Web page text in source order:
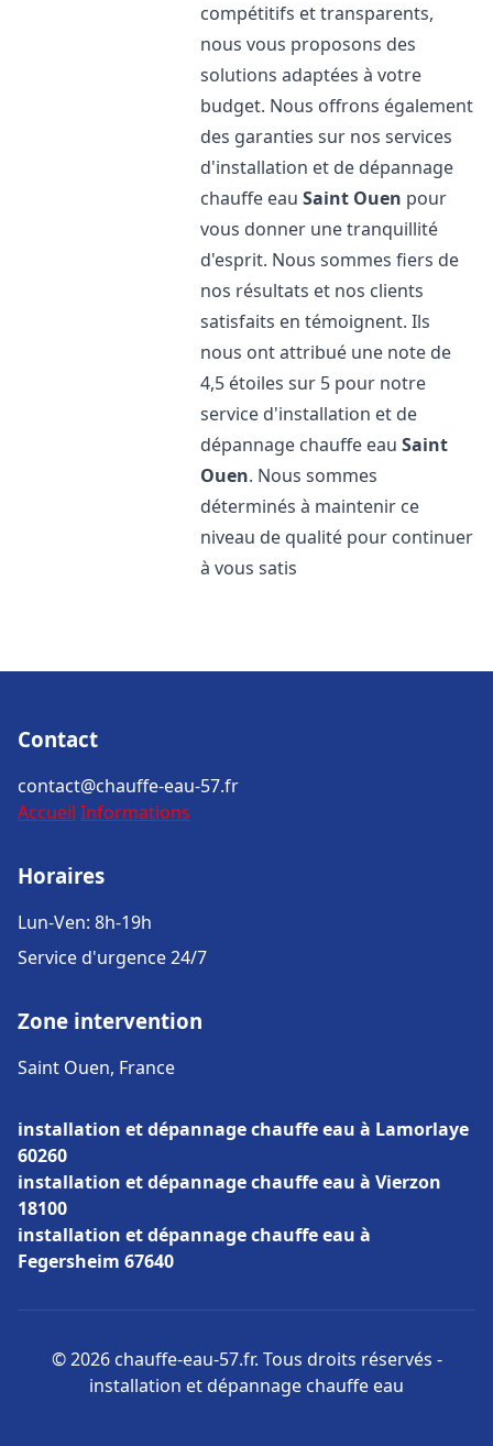
compétitifs et transparents,
nous vous proposons des
solutions adaptées à votre
budget. Nous offrons également
des garanties sur nos services
d'installation et de dépannage
chauffe eauSaint Ouen pour
vous donner une tranquillité
d'esprit. Nous sommes fiers de
nos résultats et nos clients
satisfaits en témoignent. Ils
nous ont attribué une note de
4,5 étoiles sur 5 pour notre
service d'installation et de
dépannage chauffe eauSaint
Ouen. Nous sommes
déterminés à maintenir ce
niveau de qualité pour continuer
à vous satis
Contact
contact@chauffe-eau-57.fr
Accueil Informations
Horaires
Lun-Ven: 8h-19h
Service d'urgence 24/7
Zone intervention
Saint Ouen, France
installation et dépannage chauffe eau à Lamorlaye
60260
installation et dépannage chauffe eau à Vierzon
18100
installation et dépannage chauffe eau à
Fegersheim 67640
© 2026 chauffe-eau-57.fr. Tous droits réservés -
installation et dépannage chauffe eau